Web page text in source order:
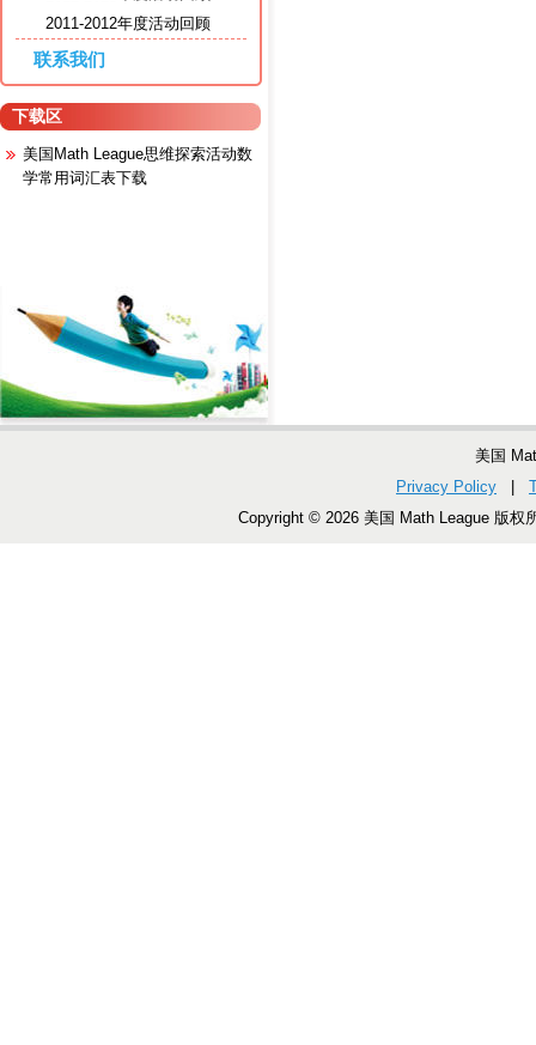
2011-2012年度活动回顾
联系我们
下载区
美国Math League思维探索活动数
学常用词汇表下载
美国
Privacy Policy
Copyright © 2026 美国 Math League 版